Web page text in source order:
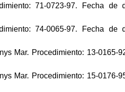
71-0723-97. Fecha de
74-0065-97. Fecha de
Mar. Procedimiento: 13-0165-
Mar. Procedimiento: 15-0176-